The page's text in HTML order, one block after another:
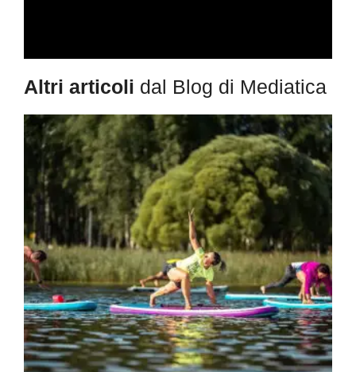
Altri articoli dal Blog di Mediatica